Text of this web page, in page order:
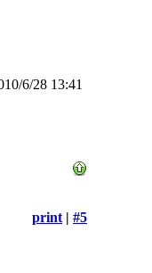
6/28 13:41
print | #5